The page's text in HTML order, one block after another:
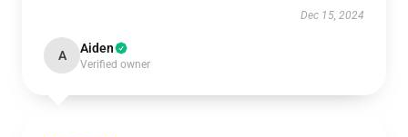
Dec 15, 2024
A Aiden
Verified owner